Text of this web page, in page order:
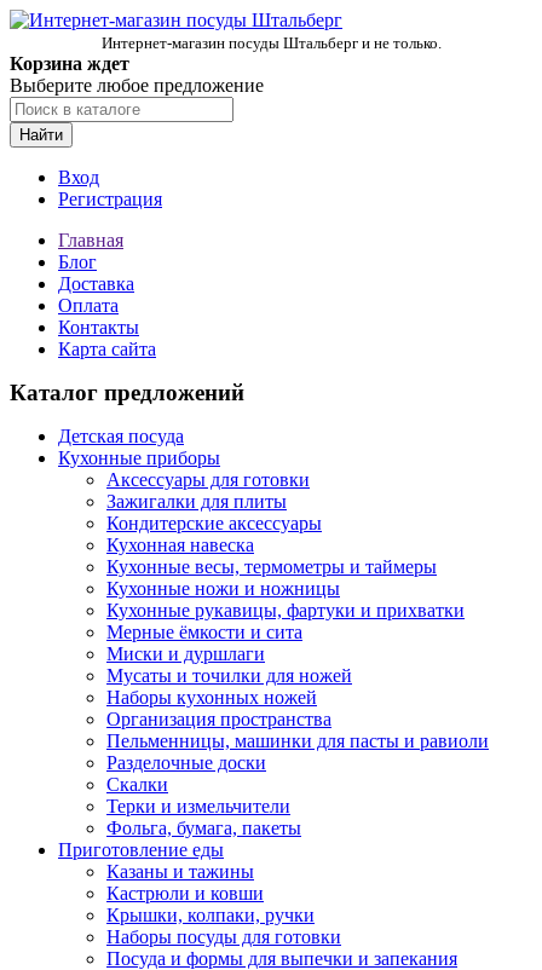
Интернет-магазин посуды Штальберг и не только.
Корзина ждет
Выберите любое предложение
Найти
Вход
Регистрация
Главная
Блог
Доставка
Оплата
Контакты
Карта сайта
Каталог предложений
Детская посуда
Кухонные приборы
Аксессуары для готовки
Зажигалки для плиты
Кондитерские аксессуары
Кухонная навеска
Кухонные весы, термометры и таймеры
Кухонные ножи и ножницы
Кухонные рукавицы, фартуки и прихватки
Мерные ёмкости и сита
Миски и дуршлаги
Мусаты и точилки для ножей
Наборы кухонных ножей
Организация пространства
Пельменницы, машинки для пасты и равиоли
Разделочные доски
Скалки
Терки и измельчители
Фольга, бумага, пакеты
Приготовление еды
Казаны и тажины
Кастрюли и ковши
Крышки, колпаки, ручки
Наборы посуды для готовки
Посуда и формы для выпечки и запекания